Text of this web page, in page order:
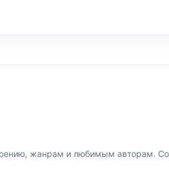
жанрам и любимым авторам.